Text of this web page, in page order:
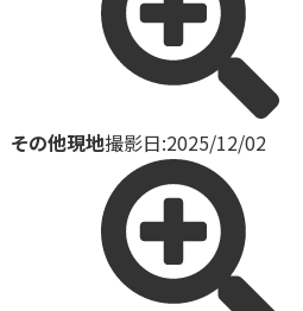
その他現地撮影日:2025/12/02